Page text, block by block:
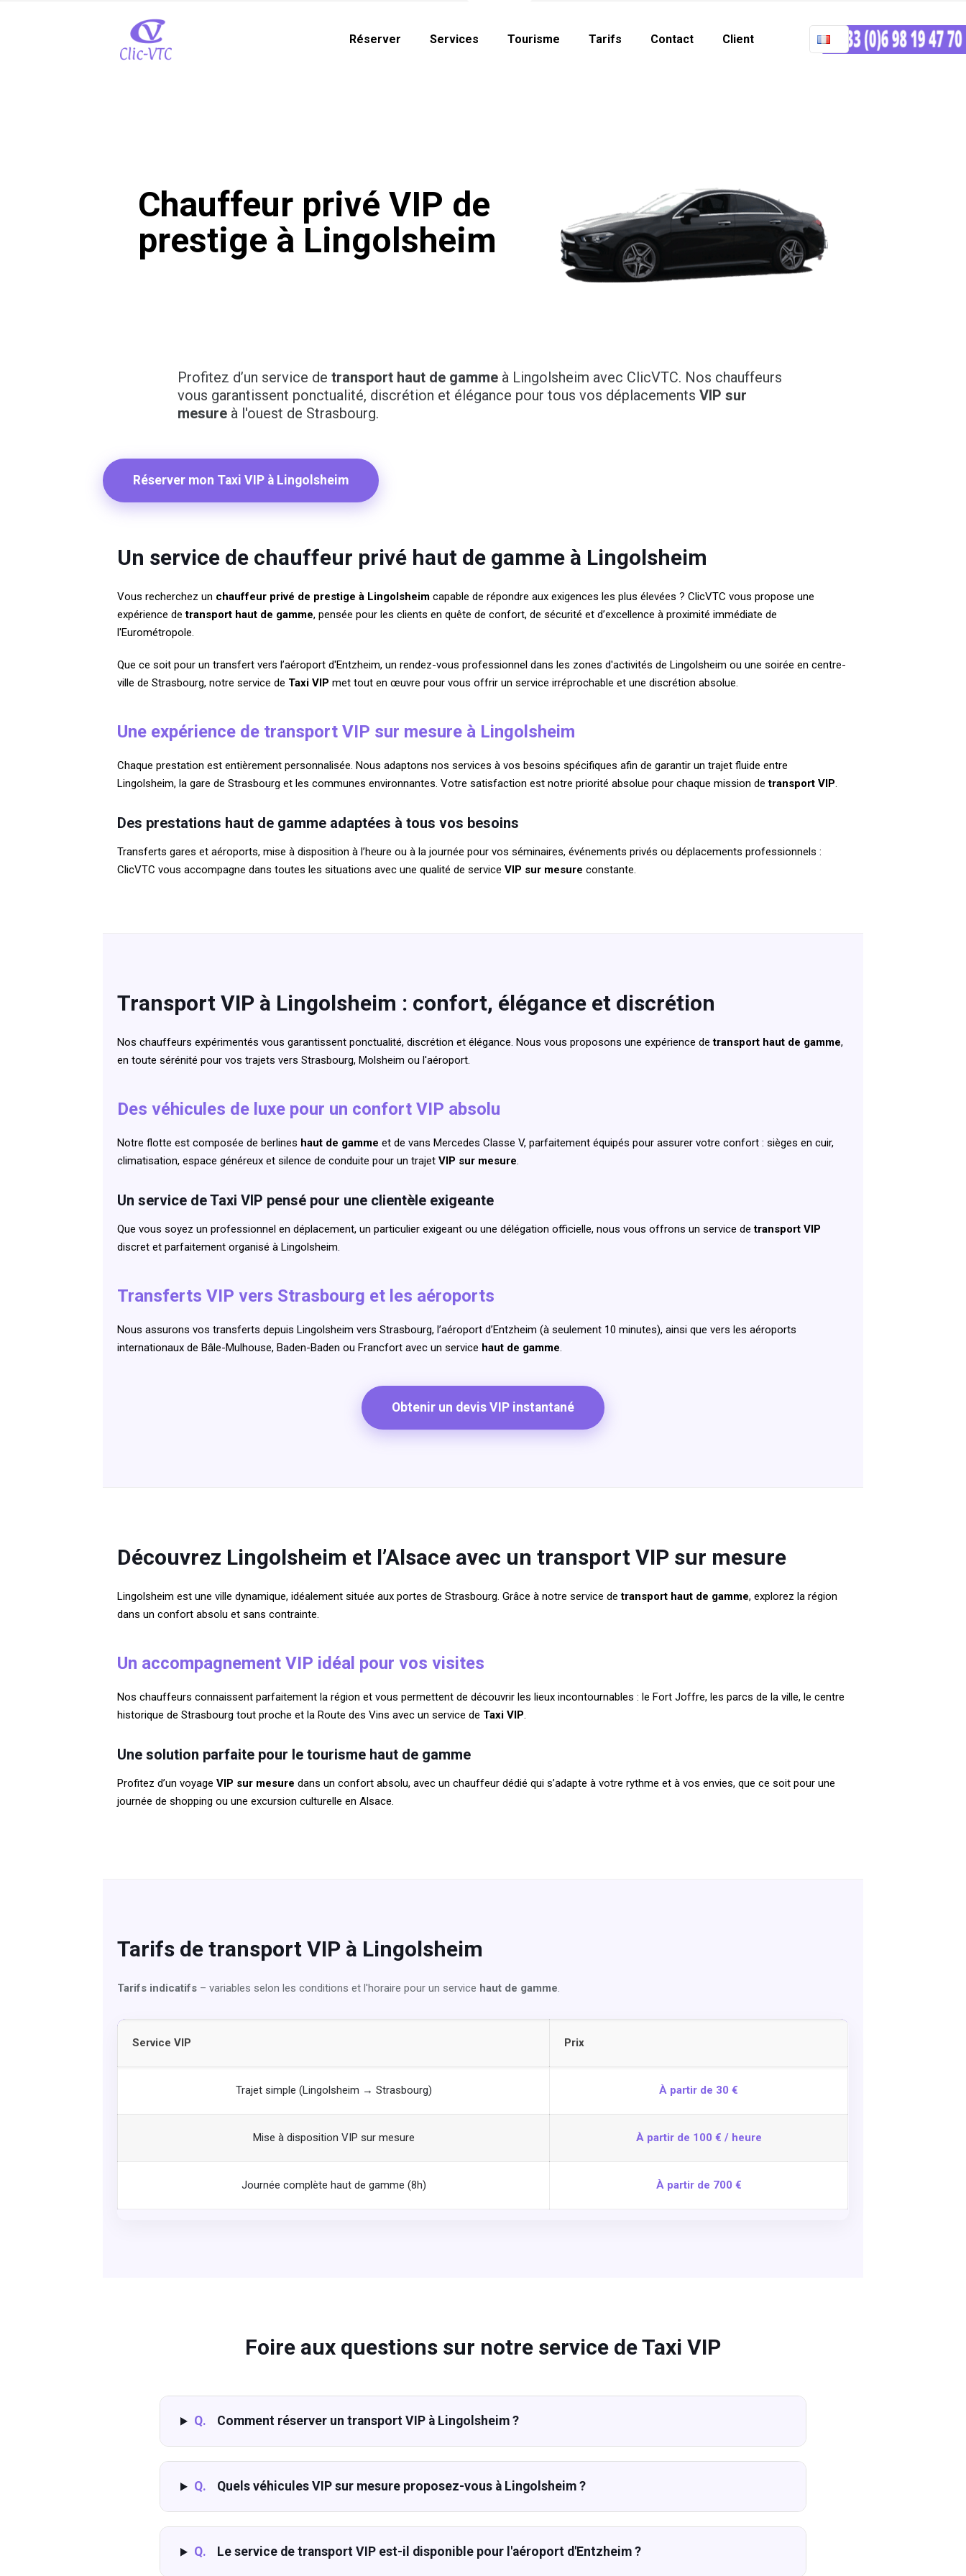
Réserver Services Tourisme Tarifs Contact Client
Chauffeur privé VIP de
prestige à Lingolsheim
Profitez d’un service de transport haut de gammeà Lingolsheim avec ClicVTC. Nos chauffeurs
vous garantissent ponctualité, discrétion et élégance pour tous vos déplacements VIP sur
mesureà l'ouest de Strasbourg.
Réserver mon Taxi VIP à Lingolsheim
Un service de chauffeur privé haut de gamme à Lingolsheim
Vous recherchez un chauffeur privé de prestige à Lingolsheim capable de répondre aux exigences les plus élevées ? ClicVTC vous propose une
expérience detransport haut de gamme, pensée pour les clients en quête de confort, de sécurité et d’excellence à proximité immédiate de
l'Eurométropole.
Que ce soit pour un transfert vers l’aéroport d'Entzheim, un rendez-vous professionnel dans les zones d'activités de Lingolsheim ou une soirée en centre-
ville de Strasbourg, notre service de Taxi VIP met tout en œuvre pour vous offrir un service irréprochable et une discrétion absolue.
Une expérience de transport VIP sur mesure à Lingolsheim
Chaque prestation est entièrement personnalisée. Nous adaptons nos services à vos besoins spécifiques afin de garantir un trajet fluide entre
Lingolsheim, la gare de Strasbourg et les communes environnantes. Votre satisfaction est notre priorité absolue pour chaque mission detransport VIP.
Des prestations haut de gamme adaptées à tous vos besoins
Transferts gares et aéroports, mise à disposition à l’heure ou à la journée pour vos séminaires, événements privés ou déplacements professionnels :
ClicVTC vous accompagne dans toutes les situations avec une qualité de serviceVIP sur mesure constante.
Transport VIP à Lingolsheim : confort, élégance et discrétion
Nos chauffeurs expérimentés vous garantissent ponctualité, discrétion et élégance. Nous vous proposons une expérience detransport haut de gamme,
en toute sérénité pour vos trajets vers Strasbourg, Molsheim ou l'aéroport.
Des véhicules de luxe pour un confort VIP absolu
Notre flotte est composée de berlines haut de gamme et de vans Mercedes Classe V, parfaitement équipés pour assurer votre confort : sièges en cuir,
climatisation, espace généreux et silence de conduite pour un trajetVIP sur mesure.
Un service de Taxi VIP pensé pour une clientèle exigeante
Que vous soyez un professionnel en déplacement, un particulier exigeant ou une délégation officielle, nous vous offrons un service detransport VIP
discret et parfaitement organisé à Lingolsheim.
Transferts VIP vers Strasbourg et les aéroports
Nous assurons vos transferts depuis Lingolsheim vers Strasbourg, l’aéroport d’Entzheim (à seulement 10 minutes), ainsi que vers les aéroports
internationaux de Bâle-Mulhouse, Baden-Baden ou Francfort avec un service haut de gamme.
Obtenir un devis VIP instantané
Découvrez Lingolsheim et l’Alsace avec un transport VIP sur mesure
Lingolsheim est une ville dynamique, idéalement située aux portes de Strasbourg. Grâce à notre service detransport haut de gamme, explorez la région
dans un confort absolu et sans contrainte.
Un accompagnement VIP idéal pour vos visites
Nos chauffeurs connaissent parfaitement la région et vous permettent de découvrir les lieux incontournables : le Fort Joffre, les parcs de la ville, le centre
historique de Strasbourg tout proche et la Route des Vins avec un service de Taxi VIP.
Une solution parfaite pour le tourisme haut de gamme
Profitez d’un voyageVIP sur mesure dans un confort absolu, avec un chauffeur dédié qui s’adapte à votre rythme et à vos envies, que ce soit pour une
journée de shopping ou une excursion culturelle en Alsace.
Tarifs de transport VIP à Lingolsheim
Tarifs indicatifs – variables selon les conditions et l'horaire pour un service haut de gamme.
Service VIP Prix
Trajet simple (Lingolsheim → Strasbourg) À partir de 30 €
Mise à disposition VIP sur mesure À partir de 100 € / heure
Journée complète haut de gamme (8h) À partir de 700 €
Foire aux questions sur notre service de Taxi VIP
Q. Comment réserver un transport VIP à Lingolsheim ?
Q. Quels véhicules VIP sur mesure proposez-vous à Lingolsheim ?
Q. Le service de transport VIP est-il disponible pour l'aéroport d'Entzheim ?